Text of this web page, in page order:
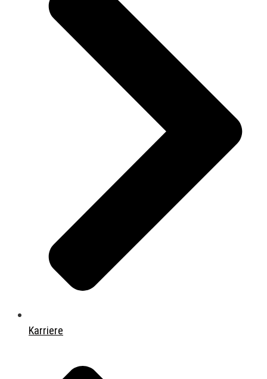
Karriere